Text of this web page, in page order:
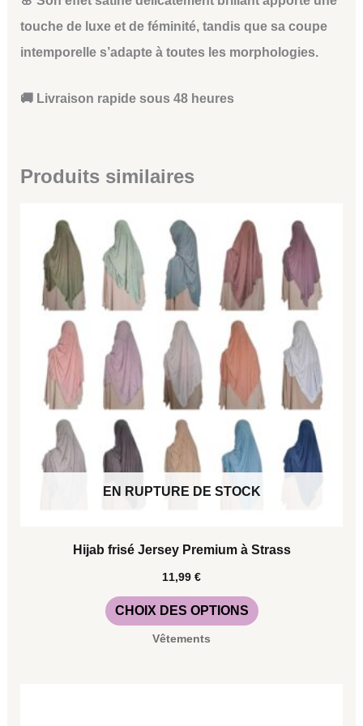
touche de luxe et de féminité, tandis que sa coupe
intemporelle s’adapte à toutes les morphologies.
🚚 Livraison rapide sous 48 heures
Produits similaires
EN RUPTURE DE STOCK
Hijab frisé Jersey Premium à Strass
11,99 €
CHOIX DES OPTIONS
produit
a
plusieurs
variations.
options
peuvent
choisies
sur
la
du
Vêtements